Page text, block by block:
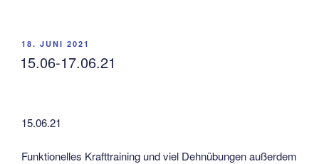
VERÖFFENTLICHT
AM
18. JUNI 2021
15.06-17.06.21
15.06.21
Funktionelles Krafttraining und viel Dehnübungen außerdem